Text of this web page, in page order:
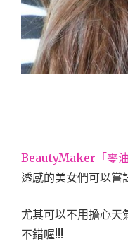
BeautyMaker「零油
透感的美女們可以嘗
尤其可以不用擔心天
不錯喔!!!